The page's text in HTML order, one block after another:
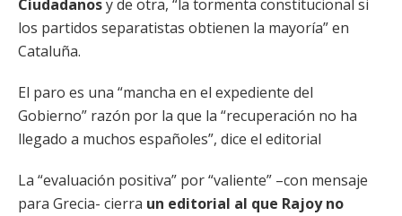
Ciudadanosy de otra, “la tormenta constitucional si
los partidos separatistas obtienen la mayoría” en
Cataluña.
El paro es una “mancha en el expediente del
Gobierno” razón por la que la “recuperación no ha
llegado a muchos españoles”, dice el editorial
La “evaluación positiva” por “valiente” –con mensaje
para Grecia- cierra un editorial al que Rajoy no